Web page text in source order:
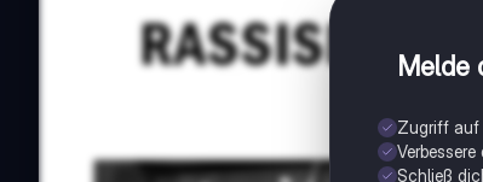
Melde
Zugriff auf
Schließ